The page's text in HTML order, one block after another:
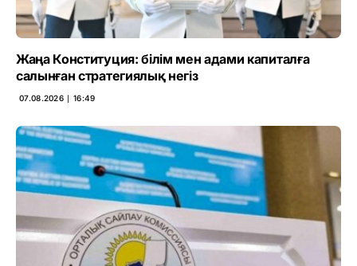
Жаңа Конституция: білім мен адами капиталға
салынған стратегиялық негіз
07.08.2026 ∣ 16:49